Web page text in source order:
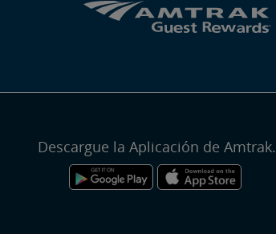
Descargue la Aplicación de Amtrak.